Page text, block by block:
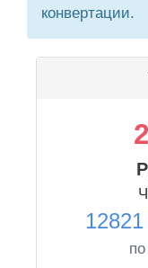
конвертации.